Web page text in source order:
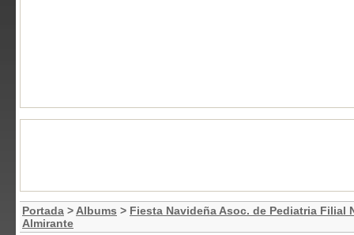
Portada > Albums > Fiesta Navideña Asoc. de Pediatria Filial
Almirante